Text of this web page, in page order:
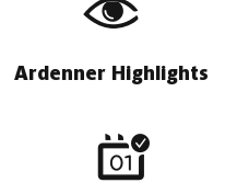
Ardenner Highlights